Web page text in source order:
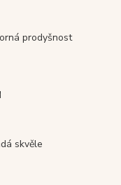
prodyšnost
skvěle